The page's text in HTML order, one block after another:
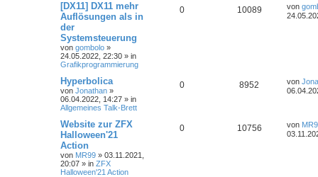
[DX11] DX11 mehr
Auflösungen als in
der
Systemsteuerung
von gombolo »
24.05.2022, 22:30 » in
Grafikprogrammierung
0 10089 von
Hyperbolica
von Jonathan »
06.04.2022, 14:27 » in
Allgemeines Talk-Brett
0 8952 von
Website zur ZFX
Halloween'21
Action
von MR99 » 03.11.2021,
20:07 » in ZFX
Halloween'21 Action
0 10756 von